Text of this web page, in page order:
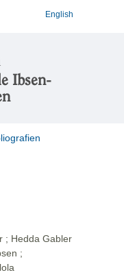
English
Ibsen-
; Hedda Gabler
;